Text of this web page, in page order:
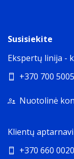
Susisiekite
Ekspertų linija -
+370 700
Nuotolinė
Klientų
+370 660